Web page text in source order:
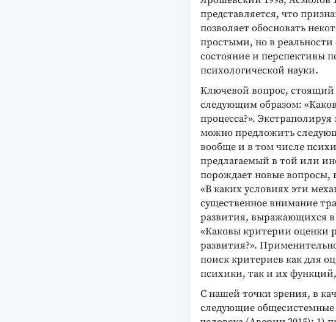
представляется, что
позволяет обосновать
простыми, но в
состояние и перспективы
психологической науки.
Ключевой вопрос,
следующим образом:
процесса?».
можно предложить
вообще и в том числе
предлагаемый в той или
порождает новые вопросы,
«В каких условиях эти
существенное внимание
развития, выражающихся в
«Каковы критерии оценки
развития?».
поиск критериев как для
психики, так и их
С нашей точки зрения, в
следующие